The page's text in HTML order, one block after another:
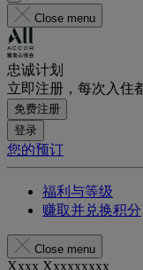
Close menu
忠诚计划
立即注册，每次入住
免费注册
登录
您的预订
福利与等级
赚取并兑换积分
Close menu
Xxxx Xxxxxxxxx